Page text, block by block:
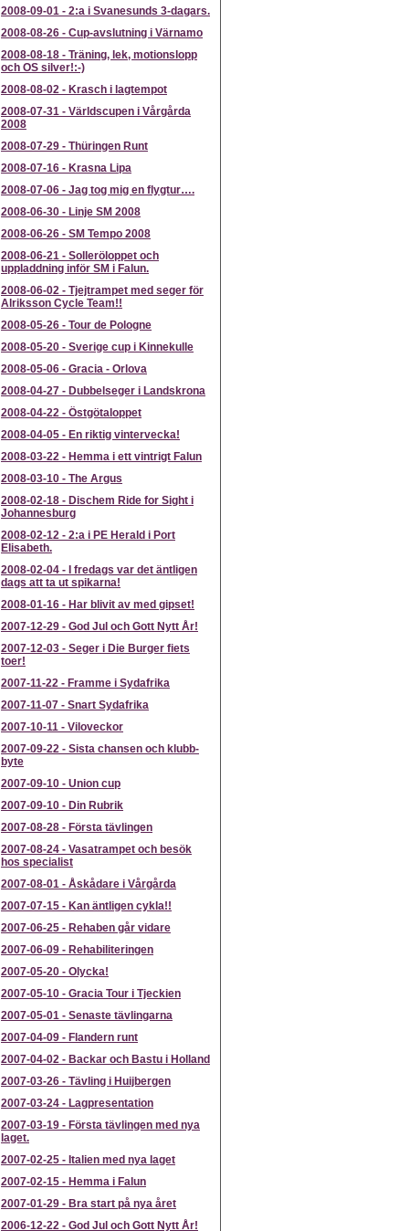
2008-09-01 - 2:a i Svanesunds 3-dagars.
2008-08-26 - Cup-avslutning i Värnamo
2008-08-18 - Träning, lek, motionslopp
och OS silver!:-)
2008-08-02 - Krasch i lagtempot
2008-07-31 - Världscupen i Vårgårda
2008
2008-07-29 - Thüringen Runt
2008-07-16 - Krasna Lipa
2008-07-06 - Jag tog mig en flygtur….
2008-06-30 - Linje SM 2008
2008-06-26 - SM Tempo 2008
2008-06-21 - Solleröloppet och
uppladdning inför SM i Falun.
2008-06-02 - Tjejtrampet med seger för
Alriksson Cycle Team!!
2008-05-26 - Tour de Pologne
2008-05-20 - Sverige cup i Kinnekulle
2008-05-06 - Gracia - Orlova
2008-04-27 - Dubbelseger i Landskrona
2008-04-22 - Östgötaloppet
2008-04-05 - En riktig vintervecka!
2008-03-22 - Hemma i ett vintrigt Falun
2008-03-10 - The Argus
2008-02-18 - Dischem Ride for Sight i
Johannesburg
2008-02-12 - 2:a i PE Herald i Port
Elisabeth.
2008-02-04 -
I fredags var det äntligen
dags att ta ut spikarna!
2008-01-16 - Har blivit av med gipset!
2007-12-29 - God Jul och Gott Nytt År!
2007-12-03 - Seger i Die Burger fiets
toer!
2007-11-22 - Framme i Sydafrika
2007-11-07 - Snart Sydafrika
2007-10-11 - Viloveckor
2007-09-22 - Sista chansen och klubb-
byte
2007-09-10 - Union cup
2007-09-10 - Din Rubrik
2007-08-28 - Första tävlingen
2007-08-24 - Vasatrampet och besök
hos specialist
2007-08-01 - Åskådare i Vårgårda
2007-07-15 - Kan äntligen cykla!!
2007-06-25 - Rehaben går vidare
2007-06-09 - Rehabiliteringen
2007-05-20 - Olycka!
2007-05-10 - Gracia Tour i Tjeckien
2007-05-01 - Senaste tävlingarna
2007-04-09 - Flandern runt
2007-04-02 - Backar och Bastu i Holland
2007-03-26 - Tävling i Huijbergen
2007-03-24 - Lagpresentation
2007-03-19 - Första tävlingen med nya
laget.
2007-02-25 - Italien med nya laget
2007-02-15 - Hemma i Falun
2007-01-29 - Bra start på nya året
2006-12-22 - God Jul och Gott Nytt År!